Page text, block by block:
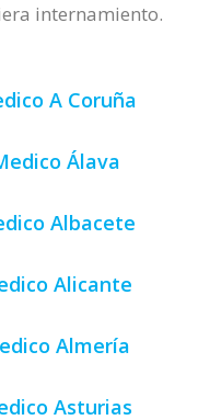
internamiento.
A Coruña
Álava
Albacete
Alicante
Almería
Asturias